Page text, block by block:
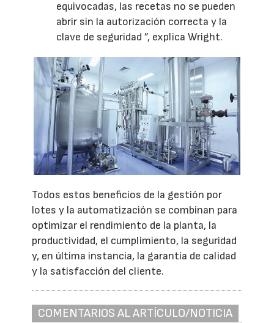
equivocadas, las recetas no se pueden
abrir sin la autorización correcta y la
clave de seguridad ”, explica Wright.
Todos estos beneficios de la gestión por
lotes y la automatización se combinan para
optimizar el rendimiento de la planta, la
productividad, el cumplimiento, la seguridad
y, en última instancia, la garantía de calidad
y la satisfacción del cliente.
COMENTARIOS AL ARTÍCULO/NOTICIA